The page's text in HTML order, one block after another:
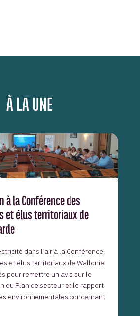
À LA UNE
à la Conférence des
et élus territoriaux de
dans l’air à la Conférence
et élus territoriaux de Wallonie
pour remettre un avis sur le
du Plan de secteur et le rapport
environnementales concernant